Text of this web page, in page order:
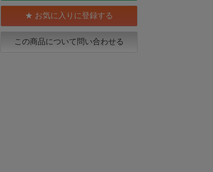
この商品について問い合わせる
お気に入りに登録する